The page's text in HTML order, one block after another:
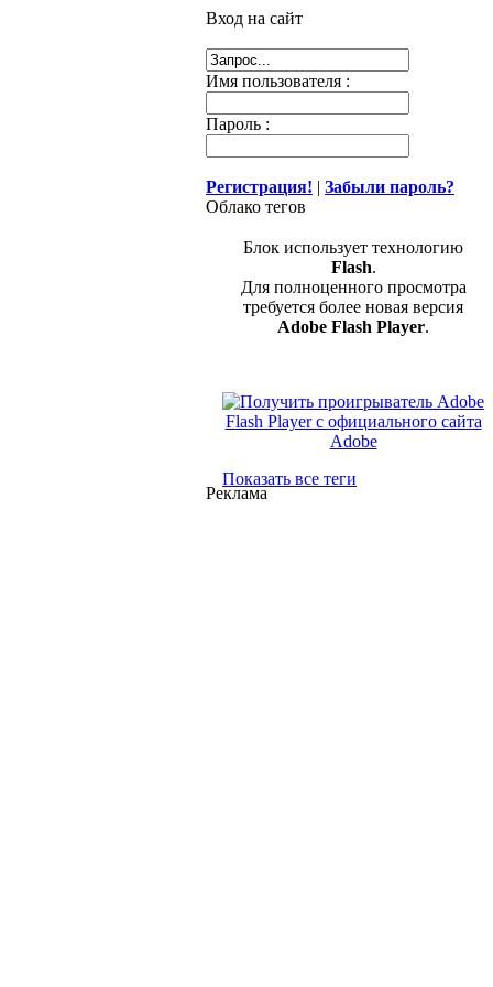
Вход на сайт
Имя пользователя :
Пароль :
Регистрация! | Забыли пароль?
Облако тегов
Блок использует технологию
Flash.
Для полноценного просмотра
требуется более новая версия
Adobe Flash Player.
Показать все теги
Реклама